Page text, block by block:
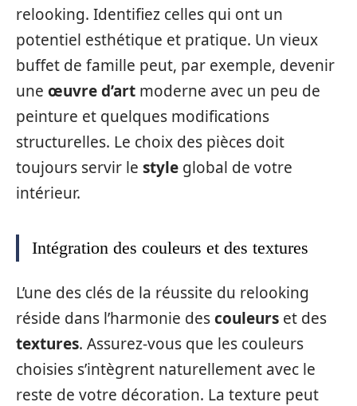
relooking. Identifiez celles qui ont un
potentiel esthétique et pratique. Un vieux
buffet de famille peut, par exemple, devenir
une œuvre d’art moderne avec un peu de
peinture et quelques modifications
structurelles. Le choix des pièces doit
toujours servir le style global de votre
intérieur.
Intégration des couleurs et des textures
L’une des clés de la réussite du relooking
réside dans l’harmonie descouleurs et des
textures. Assurez-vous que les couleurs
choisies s’intègrent naturellement avec le
reste de votre décoration. La texture peut